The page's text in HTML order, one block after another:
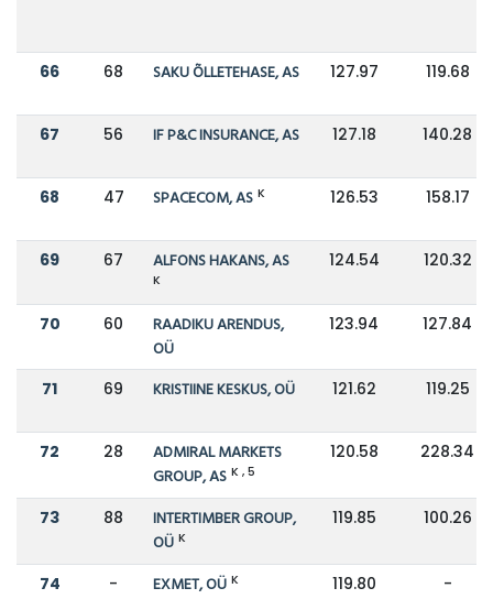
66 68 SAKU ÕLLETEHASE, AS 127.97 119.68
67 56 IF P&C INSURANCE, AS 127.18 140.28
68 47 SPACECOM, AS K 126.53 158.17
69 67 ALFONS HAKANS, AS
K
124.54 120.32
70 60
RAADIKU ARENDUS,
OÜ
123.94 127.84
71 69 KRISTIINE KESKUS, OÜ 121.62 119.25
72 28
ADMIRAL MARKETS
GROUP, AS K , 5
120.58 228.34
73 88
INTERTIMBER GROUP,
OÜ K
119.85 100.26
74 - EXMET, OÜ K 119.80 -